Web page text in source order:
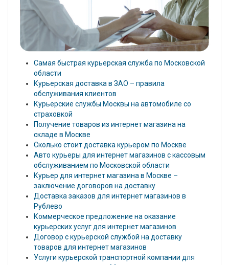
Самая быстрая курьерская служба по Московской
области
Курьерская доставка в ЗАО – правила
обслуживания клиентов
Курьерские службы Москвы на автомобиле со
страховкой
Получение товаров из интернет магазина на
складе в Москве
Сколько стоит доставка курьером по Москве
Авто курьеры для интернет магазинов с кассовым
обслуживанием по Московской области
Курьер для интернет магазина в Москве –
заключение договоров на доставку
Доставка заказов для интернет магазинов в
Рублево
Коммерческое предложение на оказание
курьерских услуг для интернет магазинов
Договор с курьерской службой на доставку
товаров для интернет магазинов
Услуги курьерской транспортной компании для